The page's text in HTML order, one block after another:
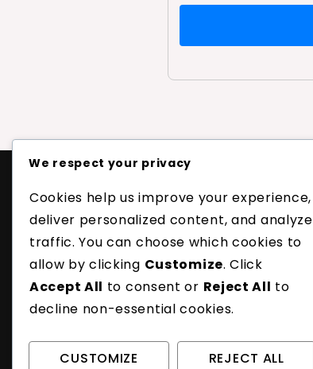
Legal
Política de protección de datos
Cookies y seguimiento
Ponte en contacto
Acerca de
Términos y condiciones
We respect your privacy
Cookies help us improve your experience,
deliver personalized content, and analyze
traffic. You can choose which cookies to
allow by clicking Customize. Click
Accept All to consent or Reject All to
decline non-essential cookies.
CUSTOMIZE REJECT ALL